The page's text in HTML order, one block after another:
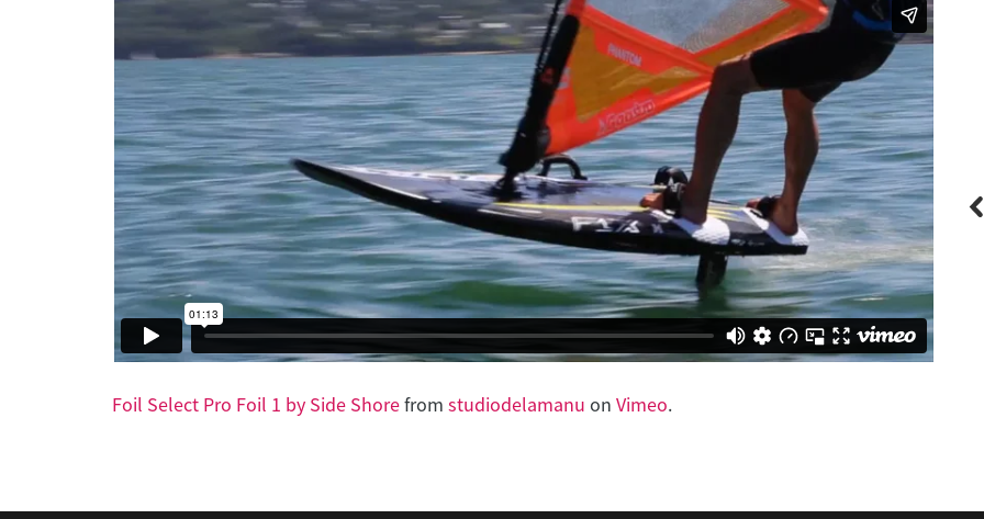
Foil Select Pro Foil 1 by Side Shorefrom studiodelamanu on Vimeo.
Evo - 269 cm²
Gaastra / GA-Sails
Stabilisateur / Tail Wing
Select
Aile Avant Goliath - Front Wing SL